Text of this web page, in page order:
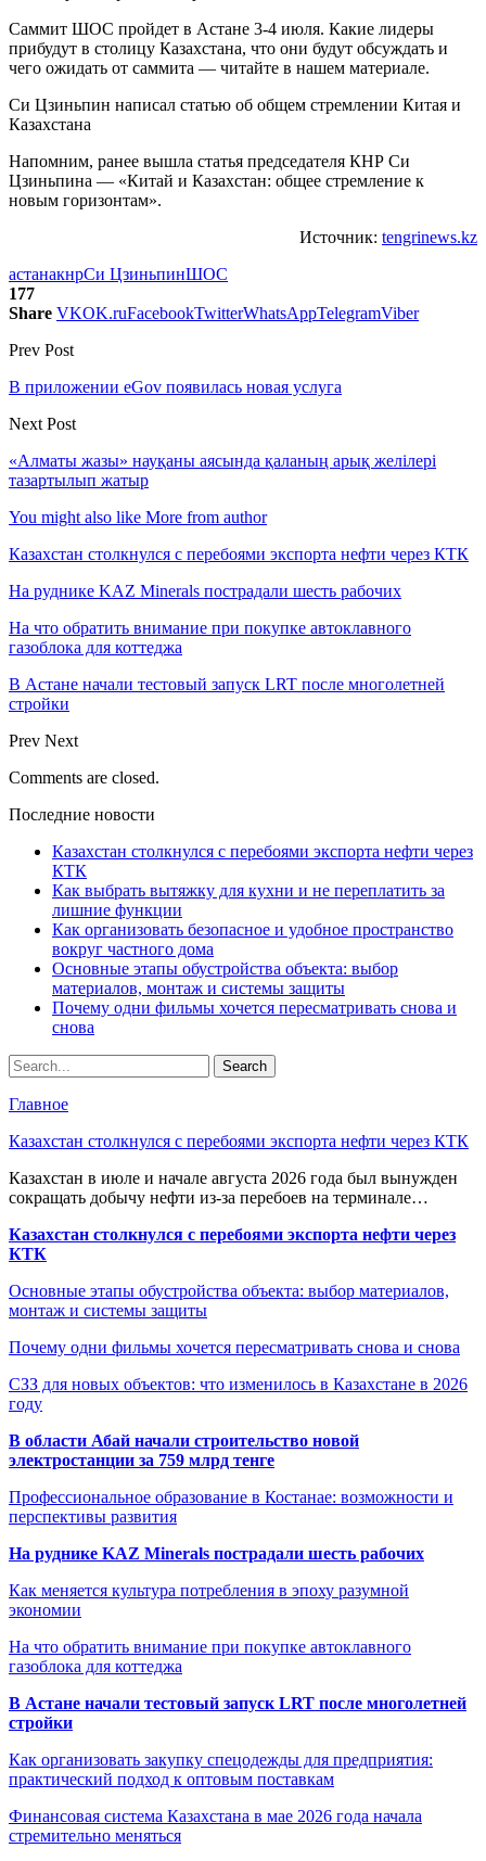
Саммит ШОС пройдет в Астане 3-4 июля. Какие лидеры
прибудут в столицу Казахстана, что они будут обсуждать и
чего ожидать от саммита — читайте в нашем материале.
Си Цзиньпин написал статью об общем стремлении Китая и
Казахстана
Напомним, ранее вышла статья председателя КНР Си
Цзиньпина — «Китай и Казахстан: общее стремление к
новым горизонтам».
Источник: tengrinews.kz
астанакнрСи ЦзиньпинШОС
177
Share VKOK.ruFacebookTwitterWhatsAppTelegramViber
Prev Post
В приложении eGov появилась новая услуга
Next Post
«Алматы жазы» науқаны аясында қаланың арық желілері
тазартылып жатыр
You might also like More from author
Казахстан столкнулся с перебоями экспорта нефти через КТК
На руднике KAZ Minerals пострадали шесть рабочих
На что обратить внимание при покупке автоклавного
газоблока для коттеджа
В Астане начали тестовый запуск LRT после многолетней
стройки
Prev Next
Comments are closed.
Последние новости
Казахстан столкнулся с перебоями экспорта нефти через
КТК
Как выбрать вытяжку для кухни и не переплатить за
лишние функции
Как организовать безопасное и удобное пространство
вокруг частного дома
Основные этапы обустройства объекта: выбор
материалов, монтаж и системы защиты
Почему одни фильмы хочется пересматривать снова и
снова
Главное
Казахстан столкнулся с перебоями экспорта нефти через КТК
Казахстан в июле и начале августа 2026 года был вынужден
сокращать добычу нефти из-за перебоев на терминале…
Казахстан столкнулся с перебоями экспорта нефти через
КТК
Основные этапы обустройства объекта: выбор материалов,
монтаж и системы защиты
Почему одни фильмы хочется пересматривать снова и снова
СЗЗ для новых объектов: что изменилось в Казахстане в 2026
году
В области Абай начали строительство новой
электростанции за 759 млрд тенге
Профессиональное образование в Костанае: возможности и
перспективы развития
На руднике KAZ Minerals пострадали шесть рабочих
Как меняется культура потребления в эпоху разумной
экономии
На что обратить внимание при покупке автоклавного
газоблока для коттеджа
В Астане начали тестовый запуск LRT после многолетней
стройки
Как организовать закупку спецодежды для предприятия:
практический подход к оптовым поставкам
Финансовая система Казахстана в мае 2026 года начала
стремительно меняться